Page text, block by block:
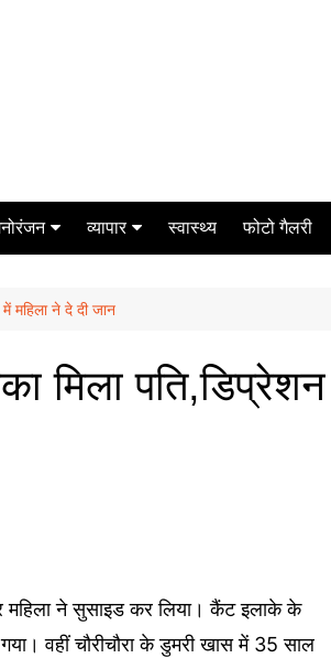
मसाला
व्यापार
ऑटो मोबाइल
स्वास्थ्य फोटो गैलरी
महिला ने दे दी जान
मिला पति,डिप्रेशन
महिला ने सुसाइड कर लिया। कैंट इलाके के
वहीं चौरीचौरा के डुमरी खास में 35 साल